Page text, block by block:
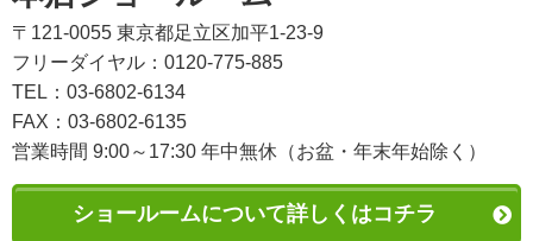
〒121-0055 東京都足立区加平1-23-9
フリーダイヤル：0120-775-885
TEL：03-6802-6134
FAX：03-6802-6135
営業時間 9:00～17:30 年中無休（お盆・年末年始除く）
ショールームについて詳しくはコチラ